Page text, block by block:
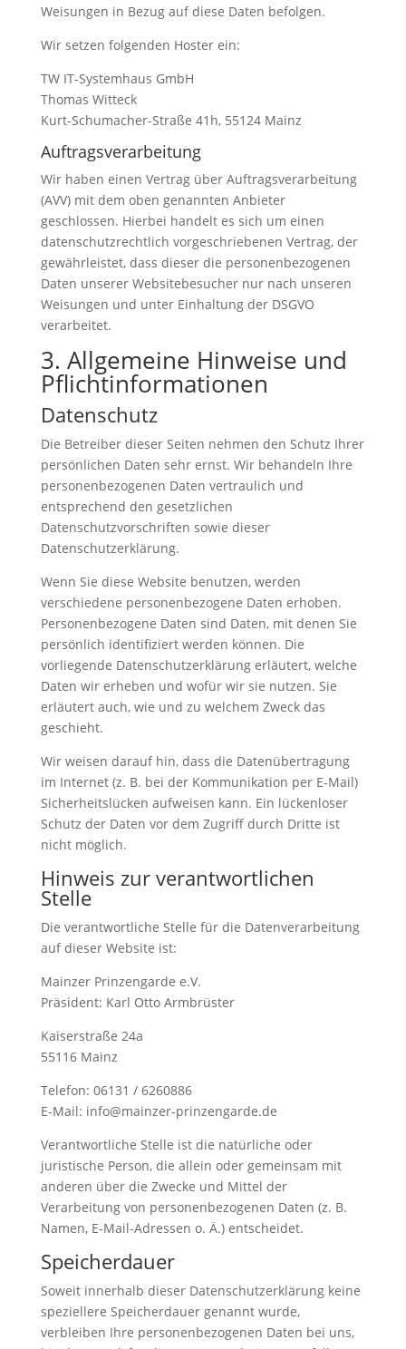
Weisungen in Bezug auf diese Daten befolgen.
Wir setzen folgenden Hoster ein:
TW IT-Systemhaus GmbH
Thomas Witteck
Kurt-Schumacher-Straße 41h, 55124 Mainz
Auftragsverarbeitung
Wir haben einen Vertrag über Auftragsverarbeitung
(AVV) mit dem oben genannten Anbieter
geschlossen. Hierbei handelt es sich um einen
datenschutzrechtlich vorgeschriebenen Vertrag, der
gewährleistet, dass dieser die personenbezogenen
Daten unserer Websitebesucher nur nach unseren
Weisungen und unter Einhaltung der DSGVO
verarbeitet.
3. Allgemeine Hinweise und
Pflicht­informationen
Datenschutz
Die Betreiber dieser Seiten nehmen den Schutz Ihrer
persönlichen Daten sehr ernst. Wir behandeln Ihre
personenbezogenen Daten vertraulich und
entsprechend den gesetzlichen
Datenschutzvorschriften sowie dieser
Datenschutzerklärung.
Wenn Sie diese Website benutzen, werden
verschiedene personenbezogene Daten erhoben.
Personenbezogene Daten sind Daten, mit denen Sie
persönlich identifiziert werden können. Die
vorliegende Datenschutzerklärung erläutert, welche
Daten wir erheben und wofür wir sie nutzen. Sie
erläutert auch, wie und zu welchem Zweck das
geschieht.
Wir weisen darauf hin, dass die Datenübertragung
im Internet (z. B. bei der Kommunikation per E-Mail)
Sicherheitslücken aufweisen kann. Ein lückenloser
Schutz der Daten vor dem Zugriff durch Dritte ist
nicht möglich.
Hinweis zur verantwortlichen
Stelle
Die verantwortliche Stelle für die Datenverarbeitung
auf dieser Website ist:
Mainzer Prinzengarde e.V.
Präsident: Karl Otto Armbrüster
Kaiserstraße 24a
55116 Mainz
Telefon: 06131 / 6260886
E-Mail: info@mainzer-prinzengarde.de
Verantwortliche Stelle ist die natürliche oder
juristische Person, die allein oder gemeinsam mit
anderen über die Zwecke und Mittel der
Verarbeitung von personenbezogenen Daten (z. B.
Namen, E-Mail-Adressen o. Ä.) entscheidet.
Speicherdauer
Soweit innerhalb dieser Datenschutzerklärung keine
speziellere Speicherdauer genannt wurde,
verbleiben Ihre personenbezogenen Daten bei uns,